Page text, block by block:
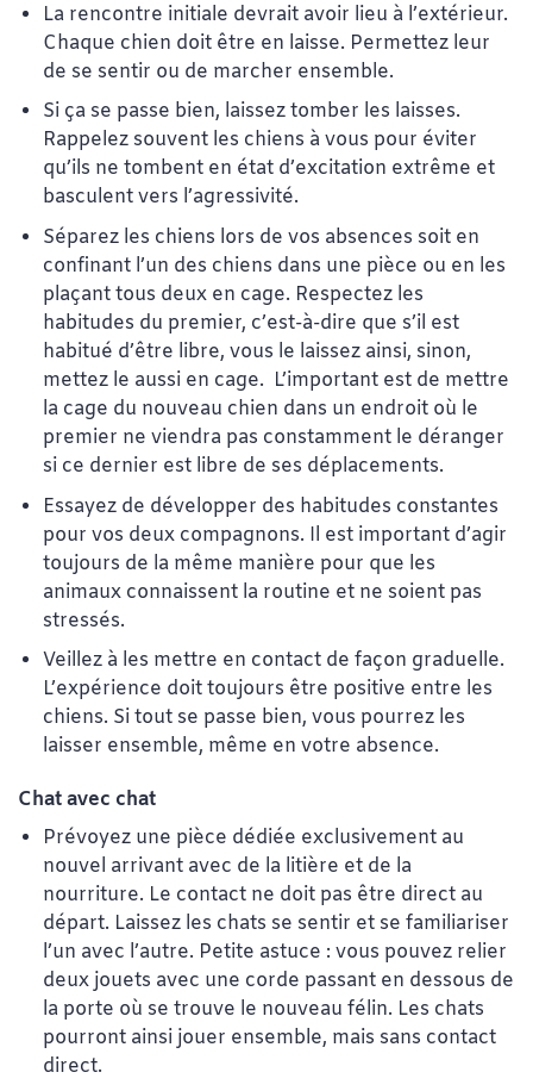
La rencontre initiale devrait avoir lieu à l’extérieur.
Chaque chien doit être en laisse. Permettez leur
de se sentir ou de marcher ensemble.
Si ça se passe bien, laissez tomber les laisses.
Rappelez souvent les chiens à vous pour éviter
qu’ils ne tombent en état d’excitation extrême et
basculent vers l’agressivité.
Séparez les chiens lors de vos absences soit en
confinant l’un des chiens dans une pièce ou en les
plaçant tous deux en cage. Respectez les
habitudes du premier, c’est-à-dire que s’il est
habitué d’être libre, vous le laissez ainsi, sinon,
mettez le aussi en cage. L’important est de mettre
la cage du nouveau chien dans un endroit où le
premier ne viendra pas constamment le déranger
si ce dernier est libre de ses déplacements.
Essayez de développer des habitudes constantes
pour vos deux compagnons. Il est important d’agir
toujours de la même manière pour que les
animaux connaissent la routine et ne soient pas
stressés.
Veillez à les mettre en contact de façon graduelle.
L’expérience doit toujours être positive entre les
chiens. Si tout se passe bien, vous pourrez les
laisser ensemble, même en votre absence.
Chat avec chat
Prévoyez une pièce dédiée exclusivement au
nouvel arrivant avec de la litière et de la
nourriture. Le contact ne doit pas être direct au
départ. Laissez les chats se sentir et se familiariser
l’un avec l’autre. Petite astuce : vous pouvez relier
deux jouets avec une corde passant en dessous de
la porte où se trouve le nouveau félin. Les chats
pourront ainsi jouer ensemble, mais sans contact
direct.